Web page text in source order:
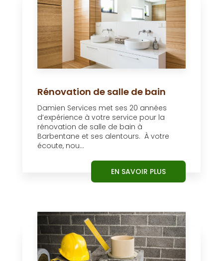
Rénovation de salle de bain
Damien Services met ses 20 années
d’expérience à votre service pour la
rénovation de salle de bain à
Barbentane et ses alentours. À votre
écoute, nou...
EN SAVOIR PLUS